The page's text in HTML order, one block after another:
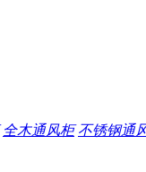
全木通风柜 不锈钢通